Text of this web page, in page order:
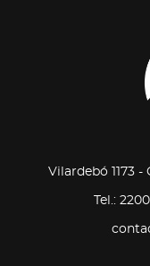
Vilardebó 1173
Tel.: